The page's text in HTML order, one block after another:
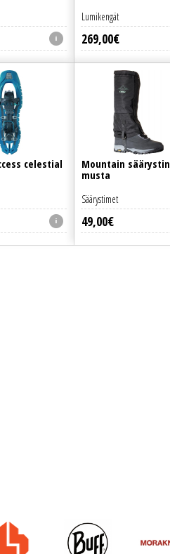
269,00€
Lumikengät
celestial
Mountain säärystin
musta
49,00€
Säärystimet